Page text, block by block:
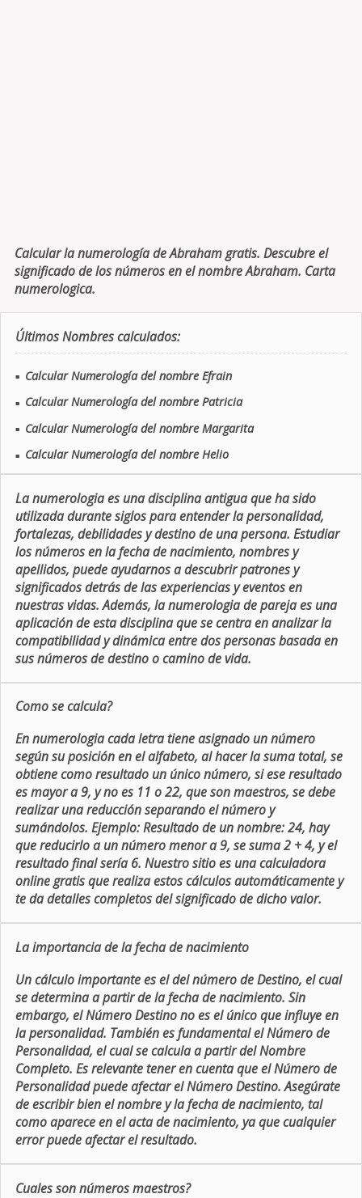
Calcular la numerología de Abraham gratis. Descubre el
significado de los números en el nombre Abraham. Carta
numerologica.
Últimos Nombres calculados:
■ Calcular Numerología del nombre Efrain
■ Calcular Numerología del nombre Patricia
■ Calcular Numerología del nombre Margarita
■ Calcular Numerología del nombre Helio
La numerologia es una disciplina antigua que ha sido
utilizada durante siglos para entender la personalidad,
fortalezas, debilidades y destino de una persona. Estudiar
los números en la fecha de nacimiento, nombres y
apellidos, puede ayudarnos a descubrir patrones y
significados detrás de las experiencias y eventos en
nuestras vidas. Además, la numerologia de pareja es una
aplicación de esta disciplina que se centra en analizar la
compatibilidad y dinámica entre dos personas basada en
sus números de destino o camino de vida.
Como se calcula?
En numerologia cada letra tiene asignado un número
según su posición en el alfabeto, al hacer la suma total, se
obtiene como resultado un único número, si ese resultado
es mayor a 9, y no es 11 o 22, que son maestros, se debe
realizar una reducción separando el número y
sumándolos. Ejemplo: Resultado de un nombre: 24, hay
que reducirlo a un número menor a 9, se suma 2 + 4, y el
resultado final sería 6. Nuestro sitio es una calculadora
online gratis que realiza estos cálculos automáticamente y
te da detalles completos del significado de dicho valor.
La importancia de la fecha de nacimiento
Un cálculo importante es el del número de Destino, el cual
se determina a partir de la fecha de nacimiento. Sin
embargo, el Número Destino no es el único que influye en
la personalidad. También es fundamental el Número de
Personalidad, el cual se calcula a partir del Nombre
Completo. Es relevante tener en cuenta que el Número de
Personalidad puede afectar el Número Destino. Asegúrate
de escribir bien el nombre y la fecha de nacimiento, tal
como aparece en el acta de nacimiento, ya que cualquier
error puede afectar el resultado.
Cuales son números maestros?